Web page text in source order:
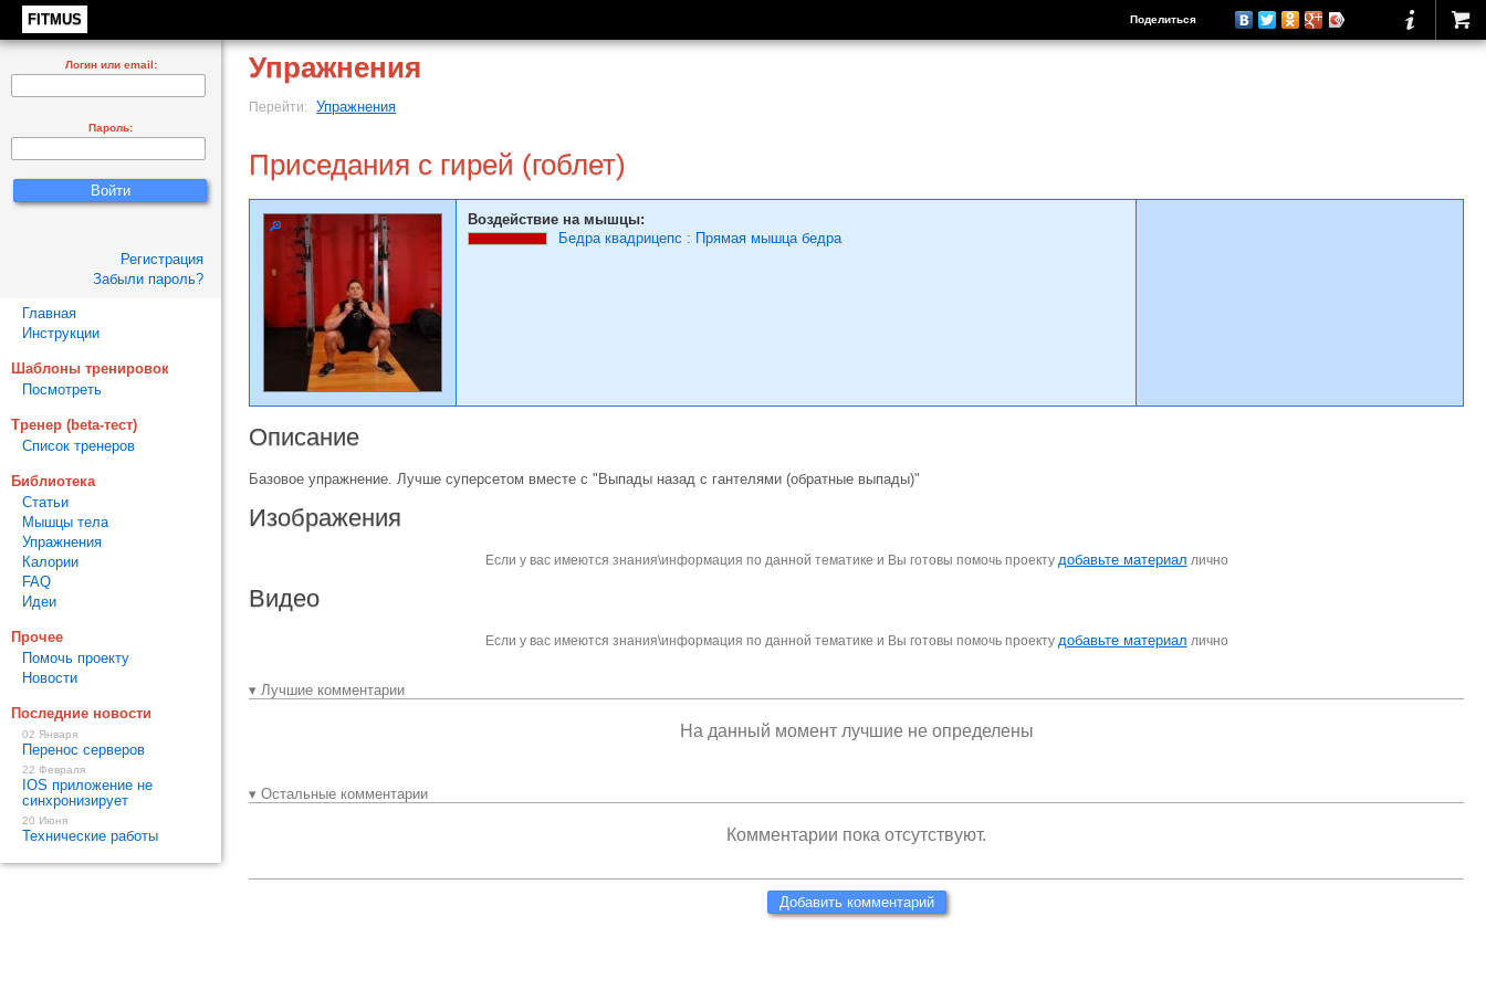
FITMUS Поделиться
Упражнения
Перейти: Упражнения
Приседания с гирей (гоблет)
Воздействие на мышцы:
Бедра квадрицепс : Прямая мышца бедра
Описание
Базовое упражнение. Лучше суперсетом вместе с "Выпады назад с гантелями (обратные выпады)"
Изображения
Если у вас имеются знания\информация по данной тематике и Вы готовы помочь проекту добавьте материал лично
Видео
Если у вас имеются знания\информация по данной тематике и Вы готовы помочь проекту добавьте материал лично
▾ Лучшие комментарии
На данный момент лучшие не определены
▾ Остальные комментарии
Комментарии пока отсутствуют.
Добавить комментарий
Логин или email:
Пароль:
Регистрация
Забыли пароль?
Главная
Инструкции
Шаблоны тренировок
Посмотреть
Тренер (beta-тест)
Список тренеров
Библиотека
Статьи
Мышцы тела
Упражнения
Калории
FAQ
Идеи
Прочее
Помочь проекту
Новости
Последние новости
02 Января
Перенос серверов
22 Февраля
IOS приложение не
синхронизирует
20 Июня
Технические работы